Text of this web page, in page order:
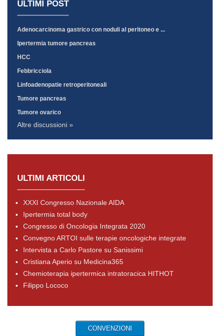
ULTIMI POST
Adenocarcinoma gastrico con noduli al peritoneo e ...
Ipertermia tumore pancreas
HCC
Febbricciola
Linfoadenopatie retroperitoneali
Tumore pancreas
Tumore ovarico
Altre discussioni »
ULTIMI ARTICOLI
XXXI Congresso Nazionale AIDA
Ipertermia total body
Congresso di Oncologia Integrata 2020
Convegno ARTOI sulle terapie oncologiche integrate
Intervista a Carlo Pastore su Sanissimi
Cristiana Aperio su Medicina365
Chemioterapia ipertermica intratoracica HITHOT
Filippo Lococo
CONVENZIONI